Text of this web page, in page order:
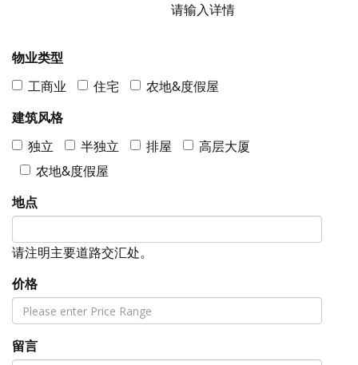
请输入详情
物业类型
工商业
住宅
农地&度假屋
建筑风格
独立
半独立 排屋
高层大厦
农地&度假屋
地点
请注明主要道路交汇处。
价格
留言